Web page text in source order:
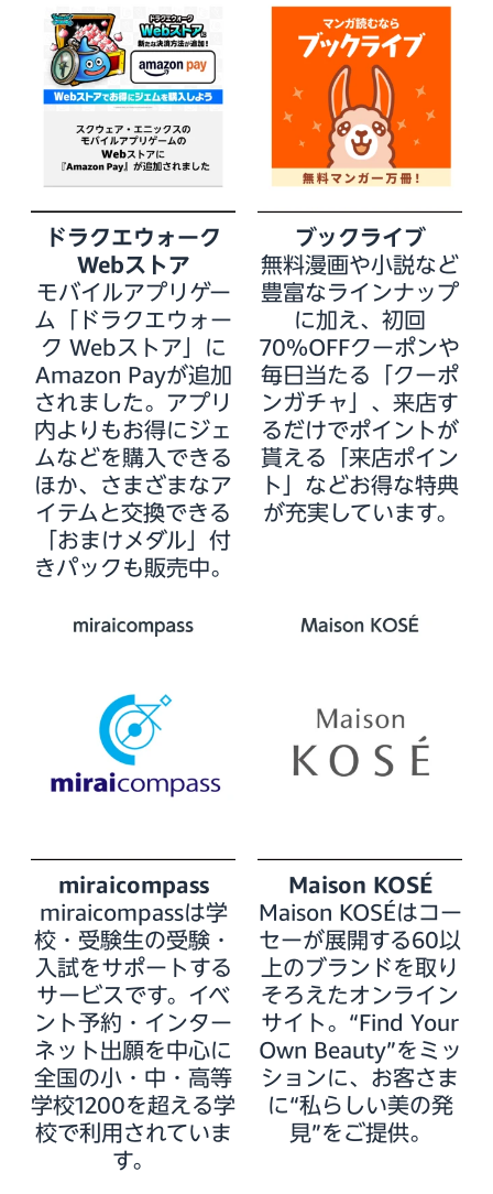
ドラクエウォーク
Webストア
モバイルアプリゲー
ム「ドラクエウォー
ク Webストア」に
Amazon Payが追加
されました。アプリ
内よりもお得にジェ
ムなどを購入できる
ほか、さまざまなア
イテムと交換できる
「おまけメダル」付
きパックも販売中。
ブックライブ
無料漫画や小説など
豊富なラインナップ
に加え、初回
70％OFFクーポンや
毎日当たる「クーポ
ンガチャ」、来店す
るだけでポイントが
貰える「来店ポイン
ト」などお得な特典
が充実しています。
miraicompass
miraicompassは学
校・受験生の受験・
入試をサポートする
サービスです。イベ
ント予約・インター
ネット出願を中心に
全国の小・中・高等
学校1200を超える学
校で利用されていま
す。
Maison KOSÉ
Maison KOSÉはコー
セーが展開する60以
上のブランドを取り
そろえたオンライン
サイト。“Find Your
Own Beauty”をミッ
ションに、お客さま
に“私らしい美の発
見”をご提供。